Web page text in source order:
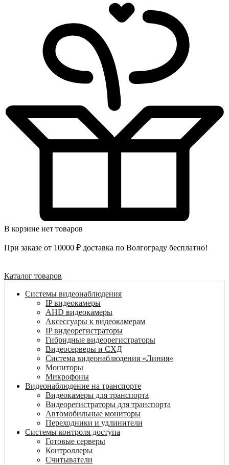
В корзине нет товаров
При заказе от 10000 ₽ доставка по Волгограду бесплатно!
Каталог товаров
Системы видеонаблюдения
IP видеокамеры
AHD видеокамеры
Аксессуары к видеокамерам
IP видеорегистраторы
Гибридные видеорегистраторы
Видеосерверы и СХД
Система видеонаблюдения «Линия»
Мониторы
Микрофоны
Видеонаблюдение на транспорте
Видеокамеры для транспорта
Видеорегистраторы для транспорта
Автомобильные мониторы
Переходники и удлинители
Системы контроля доступа
Готовые серверы
Контроллеры
Считыватели